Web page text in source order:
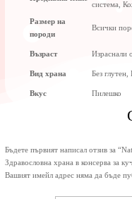
система,
Размер на
породи
Всички
Възраст Израснали
Вид храна Без
Вкус Пилешко
Бъдете първият написал отзив за
Здравословна храна в консерва за
Вашият имейл адрес няма да бъде